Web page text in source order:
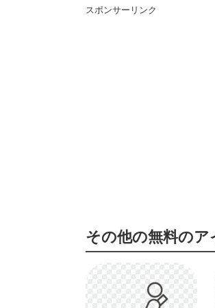
スポンサーリンク
その他の無料の